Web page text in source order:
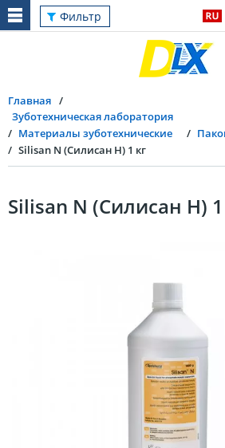
Фильтр
Главная
Зуботехническая лаборатория
Материалы зуботехнические
Silisan N (Силисан Н) 1 кг
Silisan N (Силисан Н)